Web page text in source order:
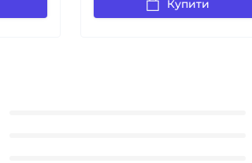
Купити